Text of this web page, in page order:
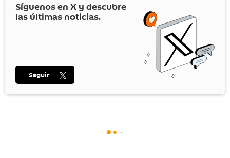
Síguenos en X y descubre
las últimas noticias.
Seguir